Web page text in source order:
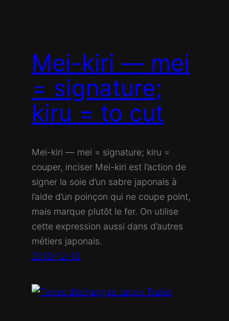
Mei-kiri — mei
= signature;
kiru = to cut
Mei-kiri — mei = signature; kiru =
couper, inciser Mei-kiri est l’action de
signer la soie d’un sabre japonais à
l’aide d’un poinçon qui ne coupe point,
mais marque plutôt le fer. On utilise
cette expression aussi dans d’autres
métiers japonais.
2010-12-10